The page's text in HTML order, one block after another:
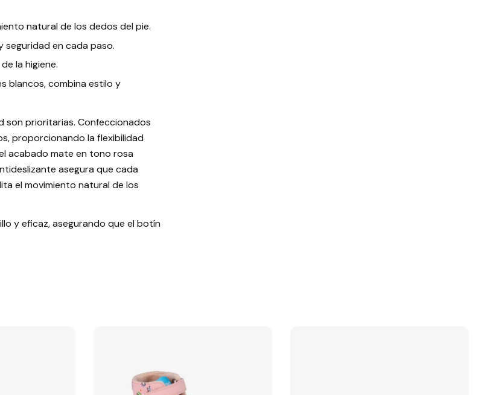
natural de los dedos del pie.
seguridad en cada paso.
la higiene.
blancos, combina estilo y
son prioritarias. Confeccionados
proporcionando la flexibilidad
acabado mate en tono rosa
asegura que cada
el movimiento natural de los
y eficaz, asegurando que el botín